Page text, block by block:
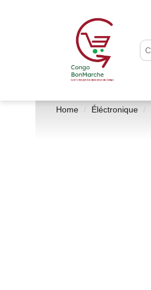
Home Éléctronique